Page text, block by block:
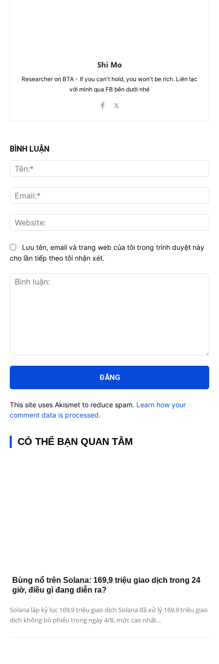
Shi Mo
Researcher on BTA - If you can't hold, you won't be rich. Liên lạc
với mình qua FB bên dưới nhé
BÌNH LUẬN
luận:
Lưu tên, email và trang web của tôi trong trình duyệt này
cho lần tiếp theo tôi nhận xét.
This site uses Akismet to reduce spam. Learn how your
comment data is processed.
CÓ THỂ BẠN QUAN TÂM
Bùng nổ trên Solana: 169,9 triệu giao dịch trong 24
giờ, điều gì đang diễn ra?
Solana lập kỷ lục 169,9 triệu giao dịch Solana đã xử lý 169,9 triệu giao
dịch không bỏ phiếu trong ngày 4/8, mức cao nhất...